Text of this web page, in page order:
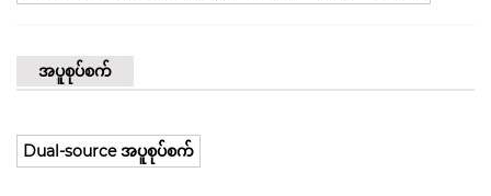
အပူစုပ်စက်
Dual-source အပူစုပ်စက်